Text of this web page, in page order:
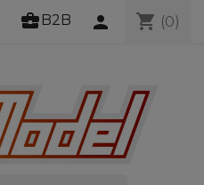
business_center B2B shopping_cart (0)
person